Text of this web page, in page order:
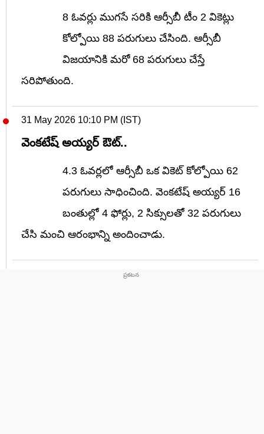
8 ఓవర్లు ముగసే సరికి ఆర్సీబీ టీం 2 వికెట్లు
కోల్పోయి 88 పరుగులు చేసింది. ఆర్సీబీ
విజయానికి మరో 68 పరుగులు చేస్తే
సరిపోతుంది.
31 May 2026 10:10 PM (IST)
వెంకటేష్ అయ్యర్ ఔట్..
4.3 ఓవర్లలో ఆర్సీబీ ఒక వికెట్ కోల్పోయి 62
పరుగులు సాధించింది. వెంకటేష్ అయ్యర్ 16
బంతుల్లో 4 ఫోర్లు, 2 సిక్సులతో 32 పరుగులు
చేసి మంచి ఆరంభాన్ని అందించాడు.